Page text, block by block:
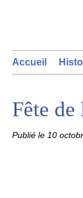
Accueil
Fête
Publié le 10